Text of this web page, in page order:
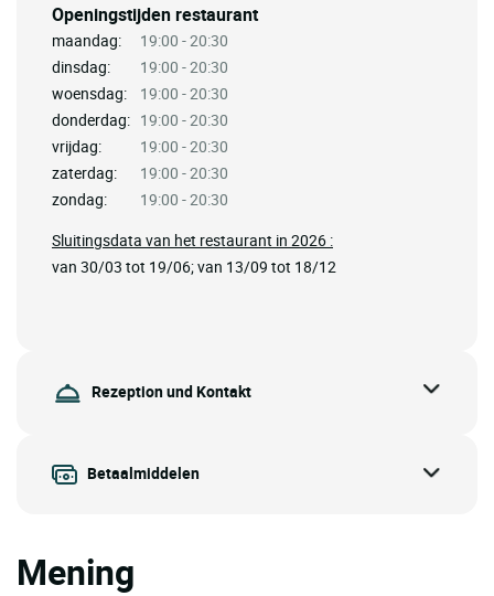
Openingstijden restaurant
maandag:
19:00 - 20:30
dinsdag:
19:00 - 20:30
woensdag:
19:00 - 20:30
donderdag: 19:00 - 20:30
vrijdag:
19:00 - 20:30
zaterdag:
19:00 - 20:30
zondag:
19:00 - 20:30
Sluitingsdata van het restaurant in 2026 :
van 30/03 tot 19/06; van 13/09 tot 18/12
Rezeption und Kontakt
Betaalmiddelen
Mening